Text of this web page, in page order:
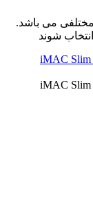
می باشد.
شوند